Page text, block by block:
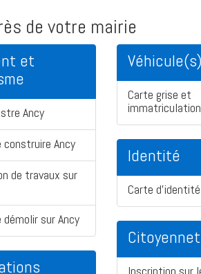
de votre mairie
et
Ancy
construire Ancy
de travaux sur
démolir sur Ancy
Véhicule(s)
Carte grise et
Identité
Carte